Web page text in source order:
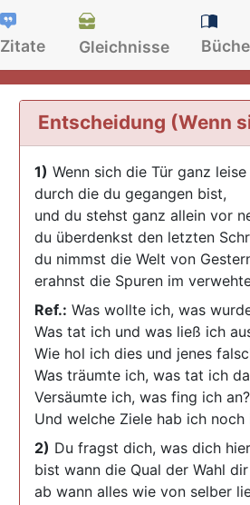
Zitate Gleichnisse
Entscheidung (Wenn
1) Wenn sich die Tür ganz
durch die du gegangen bist,
und du stehst ganz allein vor
du überdenkst den letzten
du nimmst die Welt von
erahnst die Spuren im
Ref.: Was wollte ich, was
Was tat ich und was ließ ich
Wie hol ich dies und jenes
Was träumte ich, was tat ich
Versäumte ich, was fing ich an?
Und welche Ziele hab ich noch
2) Du fragst dich, was dich
bist wann die Qual der Wahl
ab wann alles wie von selber